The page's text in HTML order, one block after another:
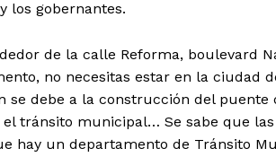
los gobernantes.
de la calle Reforma, boulevard
no necesitas estar en la ciudad
debe a la construcción del puente
tránsito municipal… Se sabe que
hay un departamento de Tránsito